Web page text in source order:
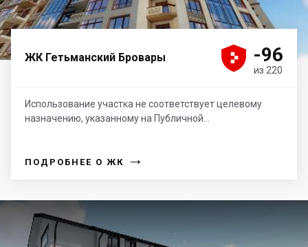
ЖК Гетьманский Бровары 



 -96
из 220
Использование участка не соответствует целевому
назначению, указанному на Публичной...
ПОДРОБНЕЕ О ЖК →